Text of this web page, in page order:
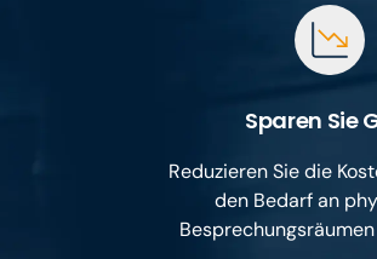
Sparen Sie
Reduzieren Sie die
den Bedarf an